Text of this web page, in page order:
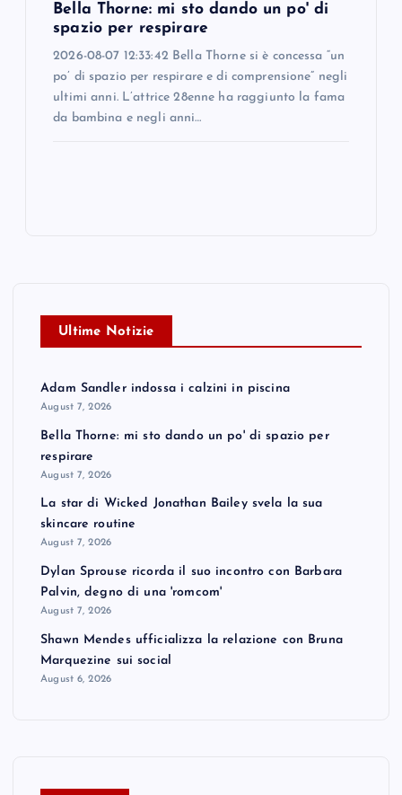
Bella Thorne: mi sto dando un po' di
spazio per respirare
2026-08-07 12:33:42 Bella Thorne si è concessa “un
po’ di spazio per respirare e di comprensione” negli
ultimi anni. L’attrice 28enne ha raggiunto la fama
da bambina e negli anni…
Ultime Notizie
Adam Sandler indossa i calzini in piscina
August 7, 2026
Bella Thorne: mi sto dando un po' di spazio per
respirare
August 7, 2026
La star di Wicked Jonathan Bailey svela la sua
skincare routine
August 7, 2026
Dylan Sprouse ricorda il suo incontro con Barbara
Palvin, degno di una 'romcom'
August 7, 2026
Shawn Mendes ufficializza la relazione con Bruna
Marquezine sui social
August 6, 2026